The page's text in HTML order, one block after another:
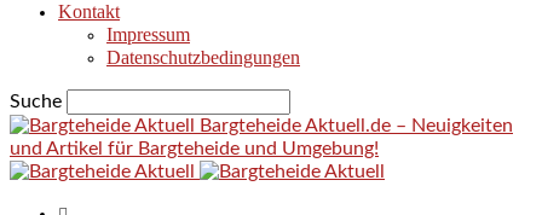
Kontakt
Impressum
Datenschutzbedingungen
Suche
Bargteheide Aktuell.de – Neuigkeiten
und Artikel für Bargteheide und Umgebung!